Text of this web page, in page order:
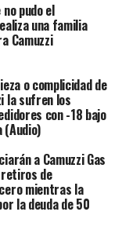
pudo el
una familia
Camuzzi
o complicidad de
la sufren los
con -18 bajo
(Audio)
a Camuzzi Gas
de
mientras la
la deuda de 50